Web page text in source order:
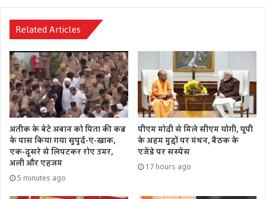
Related Articles
अतीक के बेटे अबान को पिता की कब्र
के पास किया गया सुपुर्द-ए-खाक,
एक-दूसरे से लिपटकर रोए उमर,
अली और एहजम
5 minutes ago
पीएम मोदी से मिले सीएम योगी, यूपी
के अहम मुद्दों पर मंथन, बैठक के
एजेंडे पर सस्पेंस
17 hours ago